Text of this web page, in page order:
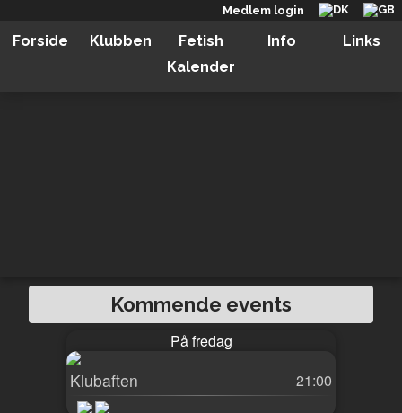
Medlem login
Forside Klubben Fetish Info
Links
Kalender
Kommende events
På fredag
Klubaften 21:00